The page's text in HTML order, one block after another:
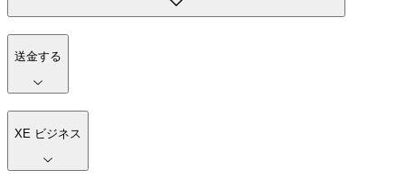
送金する
XE ビジネス